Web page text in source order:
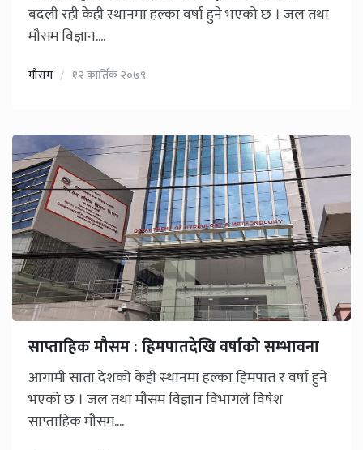
बदली रही केही स्थानमा हल्का वर्षा हुने भएको छ । जल तथा
मौसम विज्ञान....
मौसम १२ कार्तिक २०७९
साप्ताहिक मौसम : हिमपातदेखि वर्षाको सम्भावना
आगामी साता देशको केही स्थानमा हल्का हिमपात र वर्षा हुने
भएको छ । जल तथा मौसम विज्ञान विभागले विषेश
साप्ताहिक मौसम....